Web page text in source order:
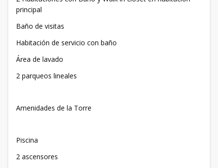
principal
Baño de visitas
Habitación de servicio con baño
Área de lavado
2 parqueos lineales
Amenidades de la Torre
Piscina
2 ascensores